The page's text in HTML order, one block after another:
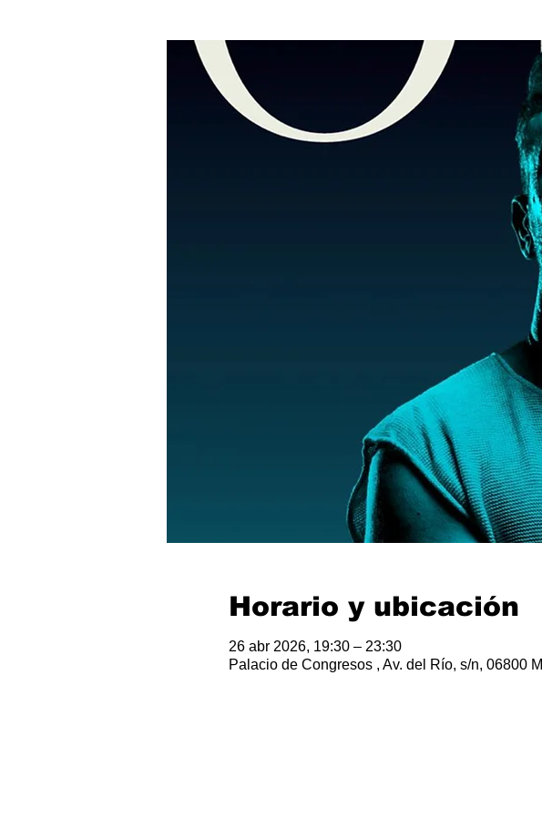
Horario y ubicación
26 abr 2026, 19:30 – 23:30
Palacio de Congresos , Av. del Río, s/n, 06800